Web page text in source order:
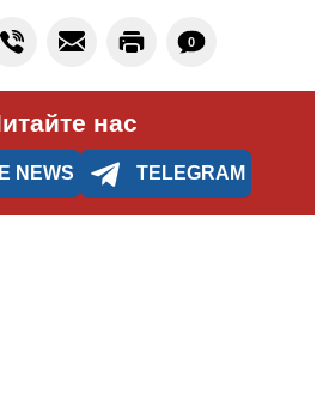
0
нас
NEWS TELEGRAM